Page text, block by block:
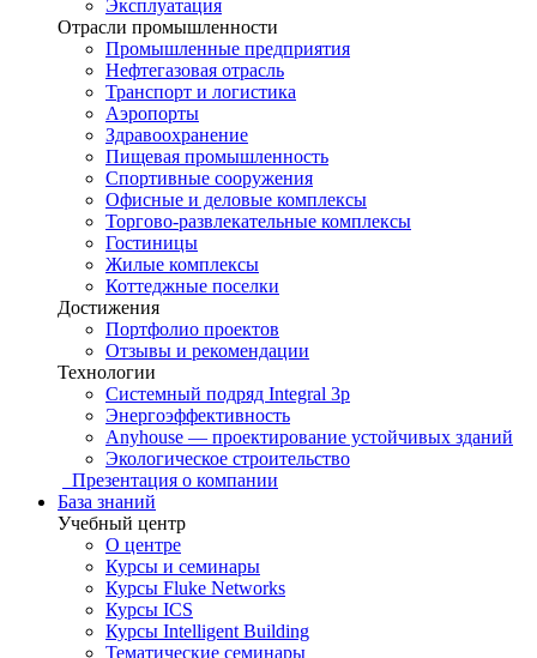
Эксплуатация
Отрасли промышленности
Промышленные предприятия
Нефтегазовая отрасль
Транспорт и логистика
Аэропорты
Здравоохранение
Пищевая промышленность
Спортивные сооружения
Офисные и деловые комплексы
Торгово-развлекательные комплексы
Гостиницы
Жилые комплексы
Коттеджные поселки
Достижения
Портфолио проектов
Отзывы и рекомендации
Технологии
Системный подряд Integral 3p
Энергоэффективность
Anyhouse — проектирование устойчивых зданий
Экологическое строительство
Презентация о компании
База знаний
Учебный центр
О центре
Курсы и семинары
Курсы Fluke Networks
Курсы ICS
Курсы Intelligent Building
Тематические семинары